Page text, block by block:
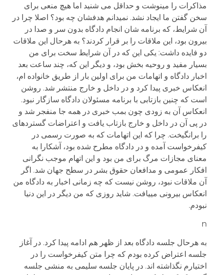
مذاکرات را می­نوشت و حداقل می شنید اما هیچ منعی برای
سخن گفتن ما ایجاد نشد. نمی­دانم هدفشان چه بود؟ اصلا چرا در
آن شرایط، که برنامه شان انجام دادگاه بدون سر و صدا در
بیرون بود، این ملاقات را بر قرار کردند؟ به هرحال این ملاقات
دو فایده داشت: یکی این که در آن شرایط سخت برای من
بسیار مفید و روحیه بخش بود، و دیگر این که، چند ساعت بعد
اخبار دادگاه و اتهامات من برای اولین بار از طریق خانواده ام،
انعکاس خبری پیدا کرد و در داخل و خارج منتشر شد. روشن
است که چنین بازتابی با برنامه مسئولان دادگاه سازگار نبود.
انعکاس آن به زودی چون بمب خبری در همه جا منفجر شد و
در پی آن در داخل و خارج بازتاب یافت و اعتراضات گسترده­ای
را برانگیخت. چرا که این اتهامات که به صورت رسمی در
کیفرخواست آمده و در دادگاه مطرح شده بود، آشکارا به
معنای مجازات مرگ برای من بود و این اتهام موجب نگرانی
افکار عمومی و مدافعان حقوق بشر در سطح جهان شد. اگر
آن ملاقات نبود، روشن نیست که چه زمانی اخبار به دادگاه من
انعکاس بیرونی می­یافت. شاید روزی که من دیگر در این دنیا
نبودم.
n
به هرحال جلسه دادگاه بعد از ظهر هم ادامه پیدا کرد. در آغاز
جلسه اعتراض کرده بودم که چرا متن کیفرخواست را در
اختیارم نگذاشته اند. در پایان جلسه سلیمی به منشی جلسه